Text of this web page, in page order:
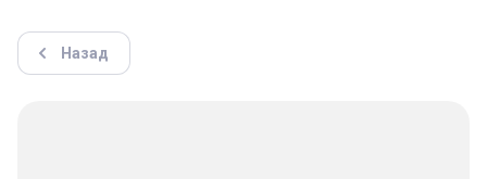
Назад